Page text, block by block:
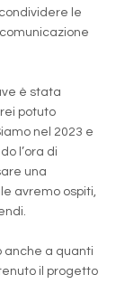
le
è stata
potuto
nel 2023 e
l’ora di
una
avremo ospiti,
anche a quanti
il progetto